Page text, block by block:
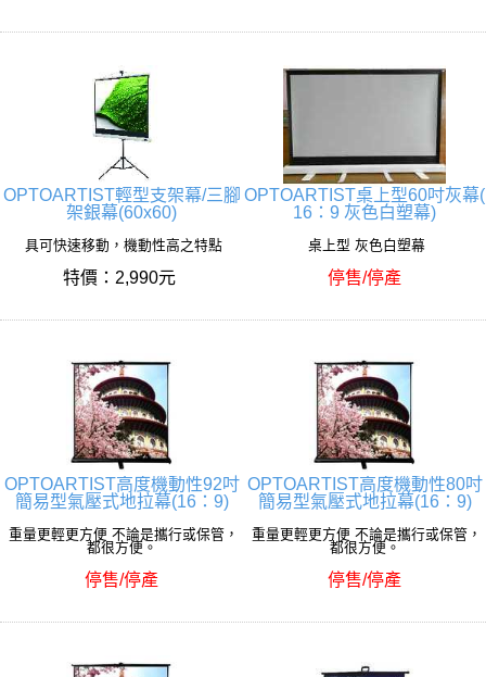
OPTOARTIST輕型支架幕/三腳
架銀幕(60x60)
具可快速移動，機動性高之特點
特價：2,990元
OPTOARTIST桌上型60吋灰幕(
16：9 灰色白塑幕)
桌上型 灰色白塑幕
停售/停產
OPTOARTIST高度機動性92吋
簡易型氣壓式地拉幕(16：9)
重量更輕更方便 不論是攜行或保管，
都很方便。
停售/停產
OPTOARTIST高度機動性80吋
簡易型氣壓式地拉幕(16：9)
重量更輕更方便 不論是攜行或保管，
都很方便。
停售/停產